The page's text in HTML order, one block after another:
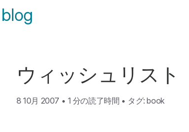
ウィッシュリスト
8 10月 2007 • 1 分の読了時間 • タグ:book